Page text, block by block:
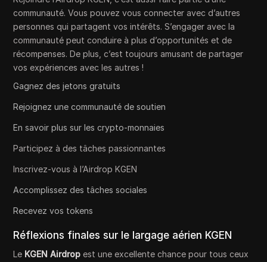
communauté. Vous pouvez vous connecter avec d’autres
personnes qui partagent vos intérêts. S’engager avec la
communauté peut conduire à plus d’opportunités et de
récompenses. De plus, c’est toujours amusant de partager
vos expériences avec les autres !
Gagnez des jetons gratuits
Rejoignez une communauté de soutien
En savoir plus sur les crypto-monnaies
Participez à des tâches passionnantes
Inscrivez-vous à l’Airdrop KGEN
Accomplissez des tâches sociales
Recevez vos tokens
Réflexions finales sur le largage aérien KGEN
Le KGEN Airdrop est une excellente chance pour tous ceux